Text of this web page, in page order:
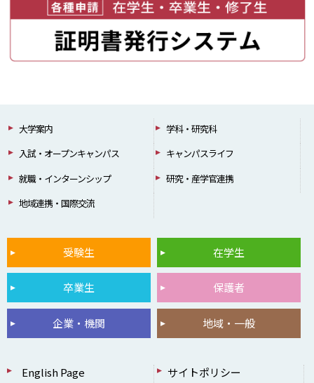
大学案内
学科・研究科
入試・オープンキャンパス
キャンパスライフ
就職・インターンシップ
研究・産学官連携
地域連携・国際交流
受験生 在学生
卒業生 保護者
企業・機関 地域・一般
English Page サイトポリシー